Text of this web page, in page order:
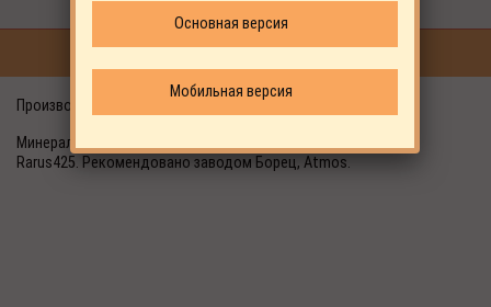
В наличии 18 шт
ПРОДОЛЖИТЬ ПОКУПКИ
Производитель: Lukoil
Минеральное компрессорное масло, с вязкостью 46. Аналог
Rarus425. Рекомендовано заводом Борец, Atmos.
Основная версия
Мобильная версия